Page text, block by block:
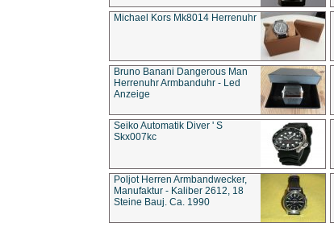
Michael Kors Mk8014 Herrenuhr
Bruno Banani Dangerous Man
Herrenuhr Armbanduhr - Led
Anzeige
Seiko Automatik Diver ' S
Skx007kc
Poljot Herren Armbandwecker,
Manufaktur - Kaliber 2612, 18
Steine Bauj. Ca. 1990